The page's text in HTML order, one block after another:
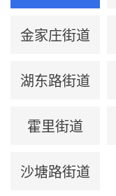
金家庄街道
湖东路街道
霍里街道
沙塘路街道